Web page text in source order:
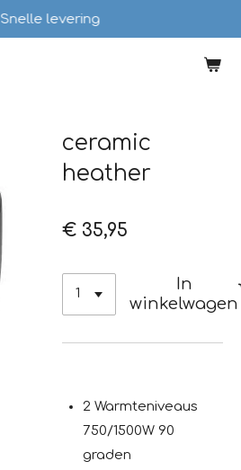
Snelle levering
ceramic
heather
€ 35,95
In
winkelwagen
2 Warmteniveaus
750/1500W 90
graden